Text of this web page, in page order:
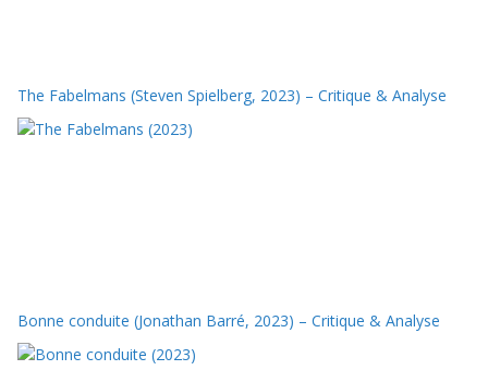
The Fabelmans (Steven Spielberg, 2023) – Critique & Analyse
Bonne conduite (Jonathan Barré, 2023) – Critique & Analyse